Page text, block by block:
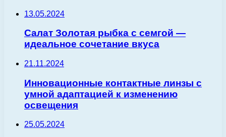
13.05.2024
Салат Золотая рыбка с семгой —
идеальное сочетание вкуса
21.11.2024
Инновационные контактные линзы с
умной адаптацией к изменению
освещения
25.05.2024